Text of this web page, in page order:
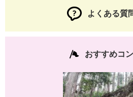
よくある質
おすすめコ